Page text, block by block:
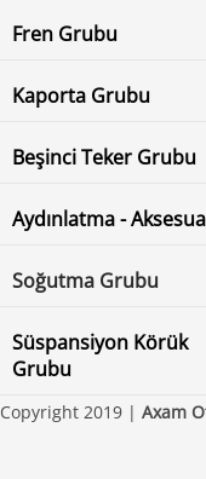
Fren Grubu
Kaporta Grubu
Beşinci Teker Grubu
Aydınlatma -
Soğutma Grubu
Süspansiyon Körük
Grubu
Copyright 2019 | Axam